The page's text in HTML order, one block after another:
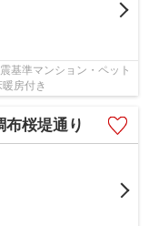
基準マンション・ペット
房付き
布桜堤通り